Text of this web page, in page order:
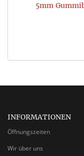
5mm
INFORMATIONEN
Öffnungszeiten
Wir über uns